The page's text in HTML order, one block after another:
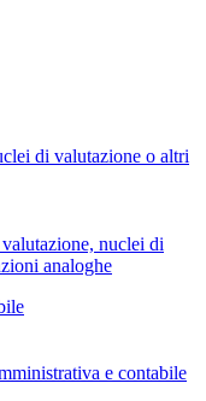
di valutazione o altri
nuclei di
analoghe
e contabile